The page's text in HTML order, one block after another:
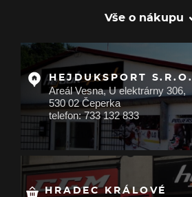
Vše o nákupu
HEJDUKSPORT S.R.O.
Areál Vesna, U elektrárny 306,
530 02 Čeperka
telefon: 733 132 833
HRADEC KRÁLOVÉ